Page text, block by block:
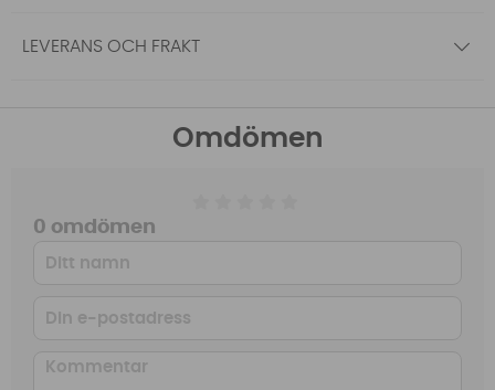
LEVERANS OCH FRAKT
Omdömen
0 omdömen